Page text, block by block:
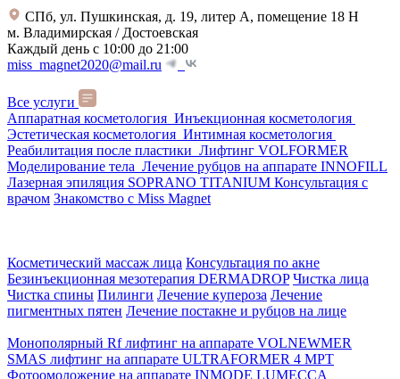
СПб, ул. Пушкинская, д. 19, литер А, помещение 18 Н
м. Владимирская / Достоевская
Каждый день с 10:00 до 21:00
miss_magnet2020@mail.ru
Все услуги
Аппаратная косметология Инъекционная косметология
Эстетическая косметология Интимная косметология
Реабилитация после пластики Лифтинг VOLFORMER
Моделирование тела Лечение рубцов на аппарате INNOFILL
Лазерная эпиляция SOPRANO TITANIUM Консультация с
врачом Знакомство с Miss Magnet
Косметический массаж лица Консультация по акне
Безинъекционная мезотерапия DERMADROP Чистка лица
Чистка спины Пилинги Лечение купероза Лечение
пигментных пятен Лечение постакне и рубцов на лице
Монополярный Rf лифтинг на аппарате VOLNEWMER
SMAS лифтинг на аппарате ULTRAFORMER 4 MРТ
Фотоомоложение на аппарате INMODE LUMECCA